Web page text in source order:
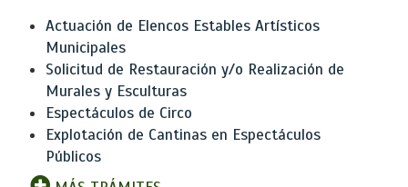
Actuación de Elencos Estables Artísticos
Municipales
Solicitud de Restauración y/o Realización de
Murales y Esculturas
Espectáculos de Circo
Explotación de Cantinas en Espectáculos
Públicos